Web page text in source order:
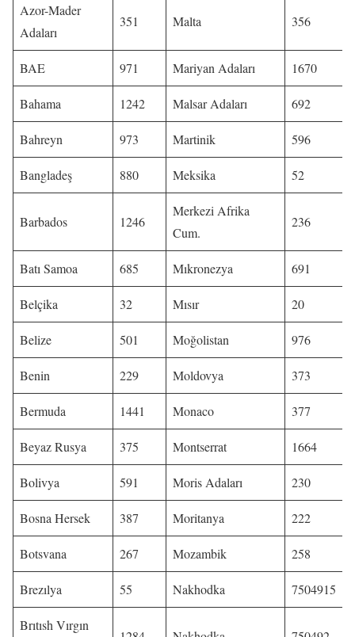
Azor-Mader
Adaları
351 Malta 356
BAE 971 Mariyan Adaları 1670
Bahama 1242 Malsar Adaları 692
Bahreyn 973 Martinik 596
Bangladeş 880 Meksika 52
Barbados 1246
Merkezi Afrika
Cum.
236
Batı Samoa 685 Mıkronezya 691
Belçika 32 Mısır 20
Belize 501 Moğolistan 976
Benin 229 Moldovya 373
Bermuda 1441 Monaco 377
Beyaz Rusya 375 Montserrat 1664
Bolivya 591 Moris Adaları 230
Bosna Hersek 387 Moritanya 222
Botsvana 267 Mozambik 258
Brezılya 55 Nakhodka 7504915
Brıtısh Vırgın